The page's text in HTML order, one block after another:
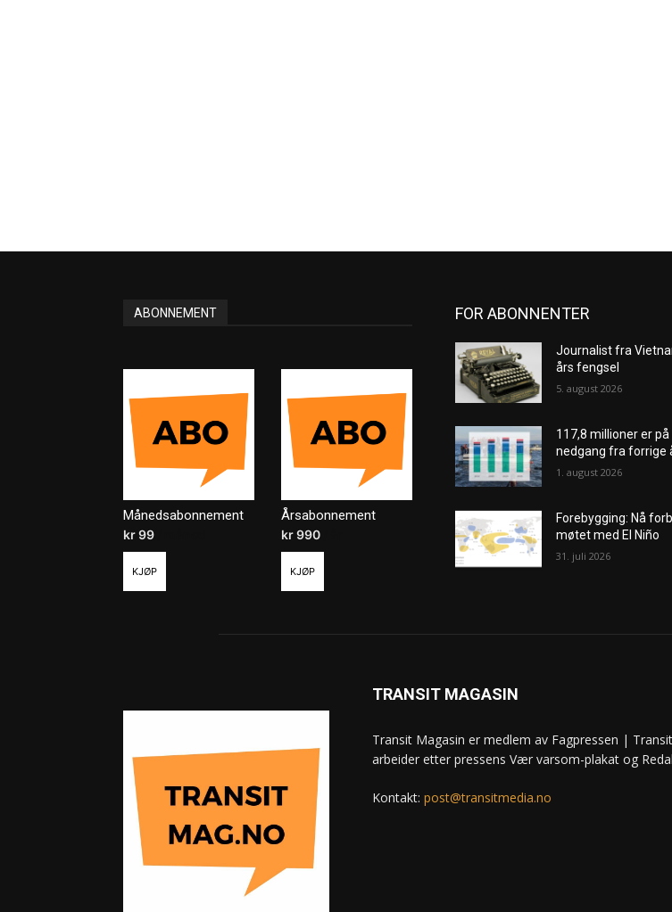
ABONNEMENT
Månedsabonnement
kr99
KJØP
Årsabonnement
kr990
KJØP
FOR ABONNENTER
Journalist fra
års fengsel
5. august 2026
117,8 millioner er
nedgang fra forrige
1. august 2026
Forebygging: Nå
møtet med El Niño
31. juli 2026
TRANSIT MAGASIN
Transit Magasin er medlem av Fagpressen |
arbeider etter pressens Vær varsom-plakat og
Kontakt: post@transitmedia.no